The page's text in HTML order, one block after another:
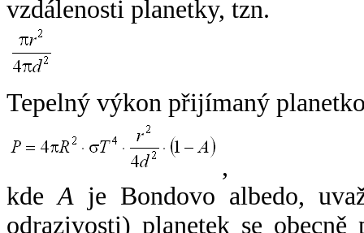
vzdálenosti planetky, tzn.
Tepelný výkon přijímaný
,
kdeA je Bondovo albedo,
odrazivosti) planetek se